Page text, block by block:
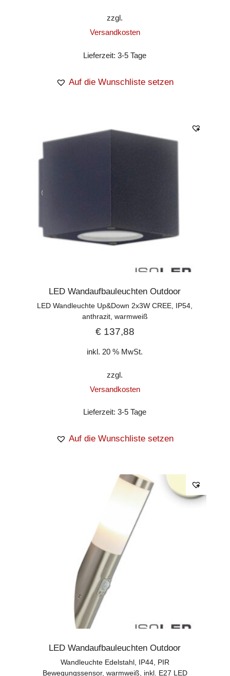
zzgl.
Versandkosten
Lieferzeit:3-5 Tage
Auf die Wunschliste setzen
LED Wandaufbauleuchten Outdoor
LED Wandleuchte Up&Down 2x3W CREE, IP54,
anthrazit, warmweiß
€137,88
inkl. 20 % MwSt.
zzgl.
Versandkosten
Lieferzeit:3-5 Tage
Auf die Wunschliste setzen
LED Wandaufbauleuchten Outdoor
Wandleuchte Edelstahl, IP44, PIR
Bewegungssensor, warmweiß, inkl. E27 LED